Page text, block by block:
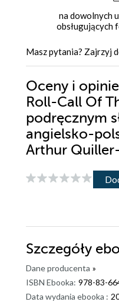
na dowolnych
obsługujących
Masz pytania? Zajrzyj
Oceny i
Roll-Call Of
podręcznym
angielsko-
Arthur
Szczegóły
Dane producenta »
ISBN Ebooka: 978-83-
Data wydania ebooka :